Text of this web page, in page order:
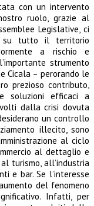
con un intervento
ruolo, grazie al
Legislative, ci
su tutto il territorio
a rischio e
strumento
Cicala – perorando le
prezioso contributo,
soluzioni efficaci a
dalla crisi dovuta
un controllo
illecito, sono
al ciclo
al dettaglio e
turismo, all’industria
e bar. Se l’interesse
del fenomeno
Infatti, per